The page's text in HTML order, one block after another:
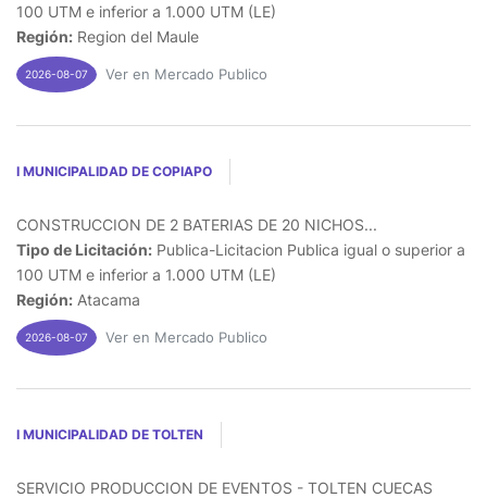
100 UTM e inferior a 1.000 UTM (LE)
Región: Region del Maule
2026-08-07 Ver en Mercado Publico
I MUNICIPALIDAD DE COPIAPO
CONSTRUCCION DE 2 BATERIAS DE 20 NICHOS...
Tipo de Licitación: Publica-Licitacion Publica igual o superior a
100 UTM e inferior a 1.000 UTM (LE)
Región: Atacama
2026-08-07 Ver en Mercado Publico
I MUNICIPALIDAD DE TOLTEN
SERVICIO PRODUCCION DE EVENTOS - TOLTEN CUECAS